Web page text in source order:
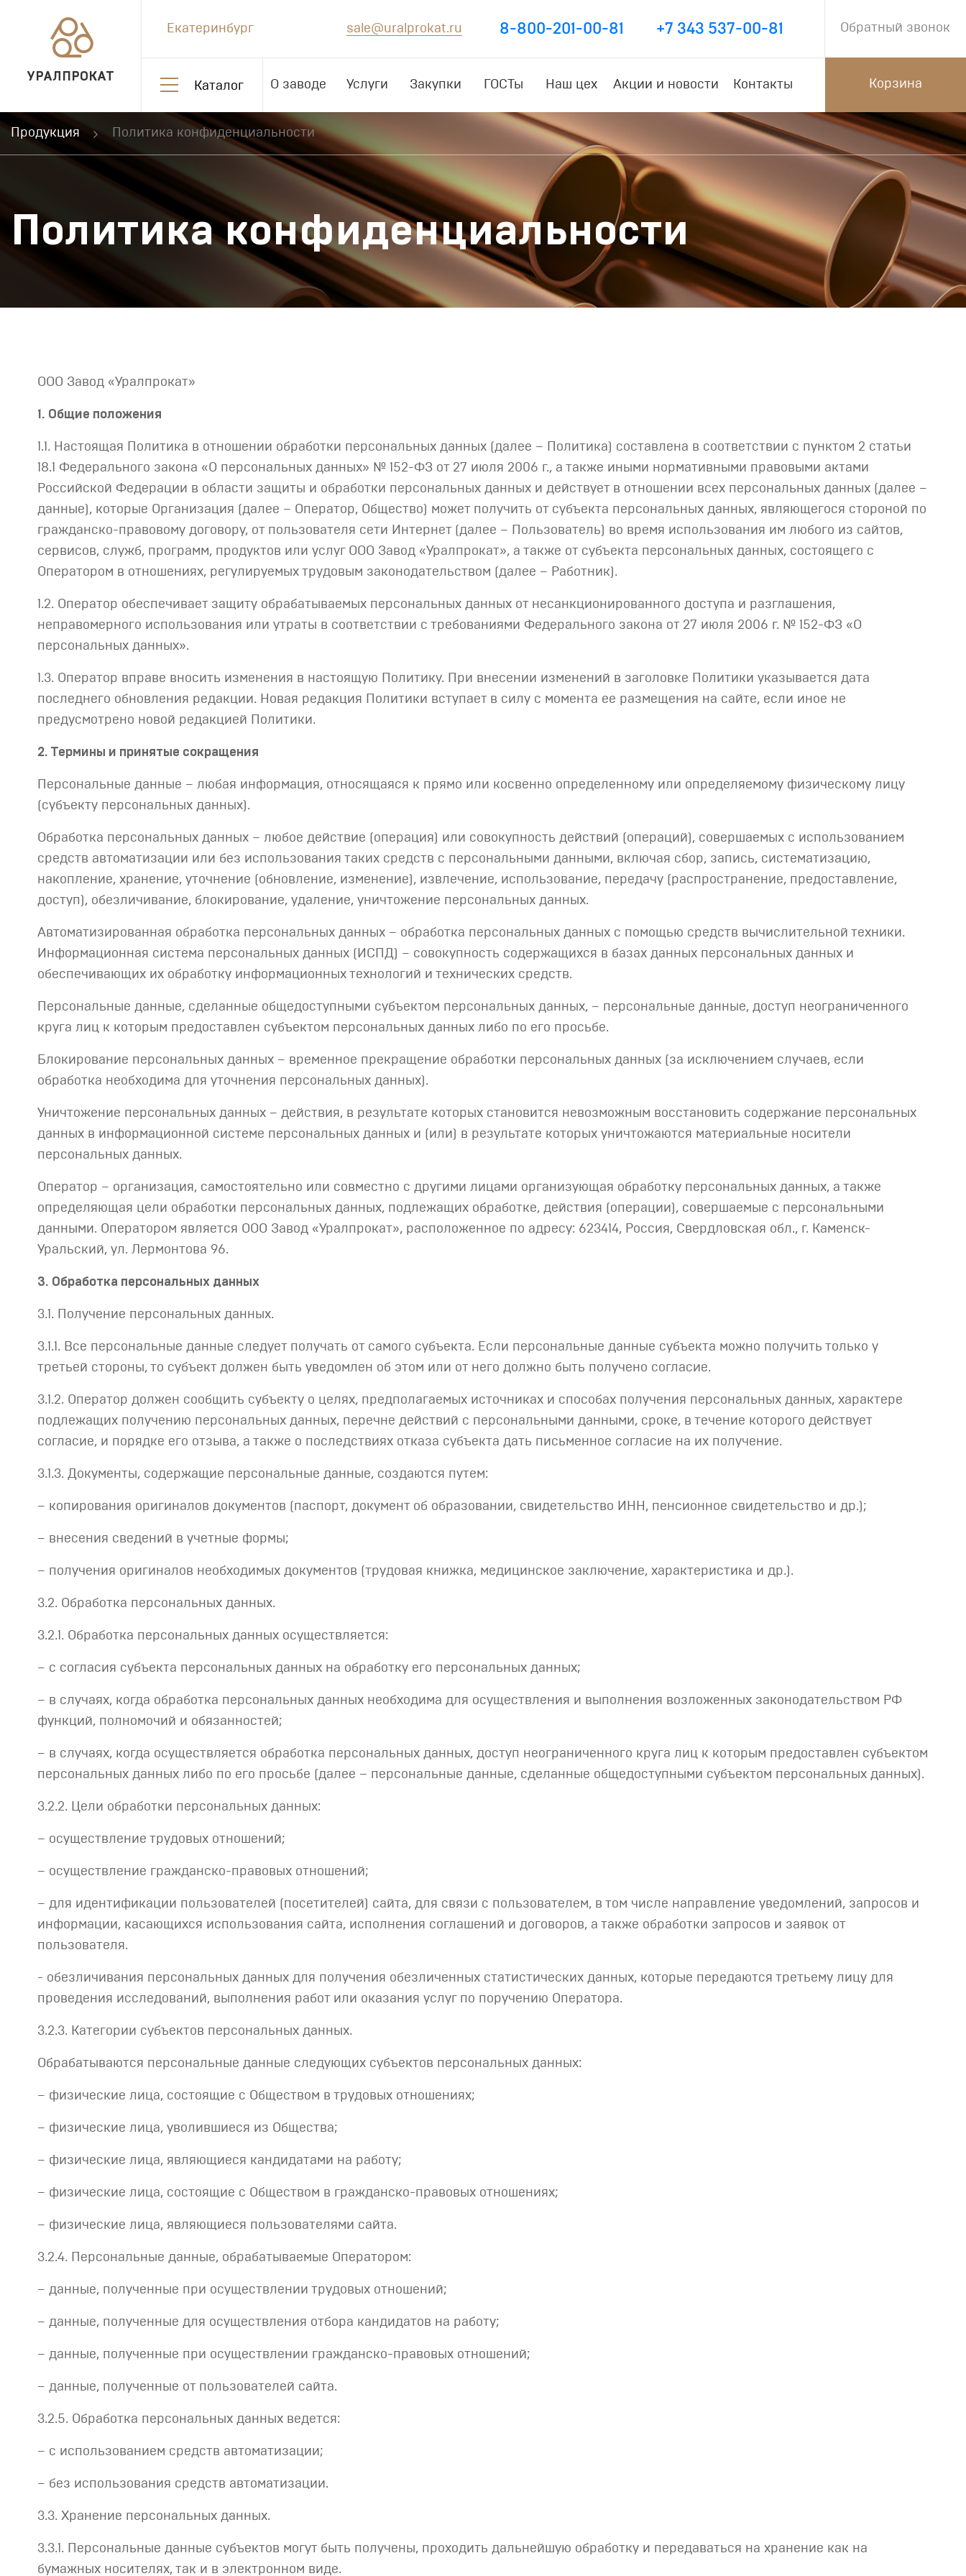
УРАЛПРОКАТ
Екатеринбург sale@uralprokat.ru 8-800-201-00-81 +7 343 537-00-81
Каталог О заводе Услуги Закупки ГОСТы Наш цех Акции и новости Контакты
Обратный звонок
Корзина
Продукция Политика конфиденциальности
Политика конфиденциальности
ООО Завод «Уралпрокат»
1. Общие положения
1.1. Настоящая Политика в отношении обработки персональных данных (далее – Политика) составлена в соответствии с пунктом 2 статьи
18.1 Федерального закона «О персональных данных» № 152-ФЗ от 27 июля 2006 г., а также иными нормативными правовыми актами
Российской Федерации в области защиты и обработки персональных данных и действует в отношении всех персональных данных (далее –
данные), которые Организация (далее – Оператор, Общество) может получить от субъекта персональных данных, являющегося стороной по
гражданско-правовому договору, от пользователя сети Интернет (далее – Пользователь) во время использования им любого из сайтов,
сервисов, служб, программ, продуктов или услуг ООО Завод «Уралпрокат», а также от субъекта персональных данных, состоящего с
Оператором в отношениях, регулируемых трудовым законодательством (далее – Работник).
1.2. Оператор обеспечивает защиту обрабатываемых персональных данных от несанкционированного доступа и разглашения,
неправомерного использования или утраты в соответствии с требованиями Федерального закона от 27 июля 2006 г. № 152-ФЗ «О
персональных данных».
1.3. Оператор вправе вносить изменения в настоящую Политику. При внесении изменений в заголовке Политики указывается дата
последнего обновления редакции. Новая редакция Политики вступает в силу с момента ее размещения на сайте, если иное не
предусмотрено новой редакцией Политики.
2. Термины и принятые сокращения
Персональные данные – любая информация, относящаяся к прямо или косвенно определенному или определяемому физическому лицу
(субъекту персональных данных).
Обработка персональных данных – любое действие (операция) или совокупность действий (операций), совершаемых с использованием
средств автоматизации или без использования таких средств с персональными данными, включая сбор, запись, систематизацию,
накопление, хранение, уточнение (обновление, изменение), извлечение, использование, передачу (распространение, предоставление,
доступ), обезличивание, блокирование, удаление, уничтожение персональных данных.
Автоматизированная обработка персональных данных – обработка персональных данных с помощью средств вычислительной техники.
Информационная система персональных данных (ИСПД) – совокупность содержащихся в базах данных персональных данных и
обеспечивающих их обработку информационных технологий и технических средств.
Персональные данные, сделанные общедоступными субъектом персональных данных, – персональные данные, доступ неограниченного
круга лиц к которым предоставлен субъектом персональных данных либо по его просьбе.
Блокирование персональных данных – временное прекращение обработки персональных данных (за исключением случаев, если
обработка необходима для уточнения персональных данных).
Уничтожение персональных данных – действия, в результате которых становится невозможным восстановить содержание персональных
данных в информационной системе персональных данных и (или) в результате которых уничтожаются материальные носители
персональных данных.
Оператор – организация, самостоятельно или совместно с другими лицами организующая обработку персональных данных, а также
определяющая цели обработки персональных данных, подлежащих обработке, действия (операции), совершаемые с персональными
данными. Оператором является ООО Завод «Уралпрокат», расположенное по адресу: 623414, Россия, Свердловская обл., г. Каменск-
Уральский, ул. Лермонтова 96.
3. Обработка персональных данных
3.1. Получение персональных данных.
3.1.1. Все персональные данные следует получать от самого субъекта. Если персональные данные субъекта можно получить только у
третьей стороны, то субъект должен быть уведомлен об этом или от него должно быть получено согласие.
3.1.2. Оператор должен сообщить субъекту о целях, предполагаемых источниках и способах получения персональных данных, характере
подлежащих получению персональных данных, перечне действий с персональными данными, сроке, в течение которого действует
согласие, и порядке его отзыва, а также о последствиях отказа субъекта дать письменное согласие на их получение.
3.1.3. Документы, содержащие персональные данные, создаются путем:
– копирования оригиналов документов (паспорт, документ об образовании, свидетельство ИНН, пенсионное свидетельство и др.);
– внесения сведений в учетные формы;
– получения оригиналов необходимых документов (трудовая книжка, медицинское заключение, характеристика и др.).
3.2. Обработка персональных данных.
3.2.1. Обработка персональных данных осуществляется:
– с согласия субъекта персональных данных на обработку его персональных данных;
– в случаях, когда обработка персональных данных необходима для осуществления и выполнения возложенных законодательством РФ
функций, полномочий и обязанностей;
– в случаях, когда осуществляется обработка персональных данных, доступ неограниченного круга лиц к которым предоставлен субъектом
персональных данных либо по его просьбе (далее – персональные данные, сделанные общедоступными субъектом персональных данных).
3.2.2. Цели обработки персональных данных:
– осуществление трудовых отношений;
– осуществление гражданско-правовых отношений;
– для идентификации пользователей (посетителей) сайта, для связи с пользователем, в том числе направление уведомлений, запросов и
информации, касающихся использования сайта, исполнения соглашений и договоров, а также обработки запросов и заявок от
пользователя.
- обезличивания персональных данных для получения обезличенных статистических данных, которые передаются третьему лицу для
проведения исследований, выполнения работ или оказания услуг по поручению Оператора.
3.2.3. Категории субъектов персональных данных.
Обрабатываются персональные данные следующих субъектов персональных данных:
– физические лица, состоящие с Обществом в трудовых отношениях;
– физические лица, уволившиеся из Общества;
– физические лица, являющиеся кандидатами на работу;
– физические лица, состоящие с Обществом в гражданско-правовых отношениях;
– физические лица, являющиеся пользователями сайта.
3.2.4. Персональные данные, обрабатываемые Оператором:
– данные, полученные при осуществлении трудовых отношений;
– данные, полученные для осуществления отбора кандидатов на работу;
– данные, полученные при осуществлении гражданско-правовых отношений;
– данные, полученные от пользователей сайта.
3.2.5. Обработка персональных данных ведется:
– с использованием средств автоматизации;
– без использования средств автоматизации.
3.3. Хранение персональных данных.
3.3.1. Персональные данные субъектов могут быть получены, проходить дальнейшую обработку и передаваться на хранение как на
бумажных носителях, так и в электронном виде.